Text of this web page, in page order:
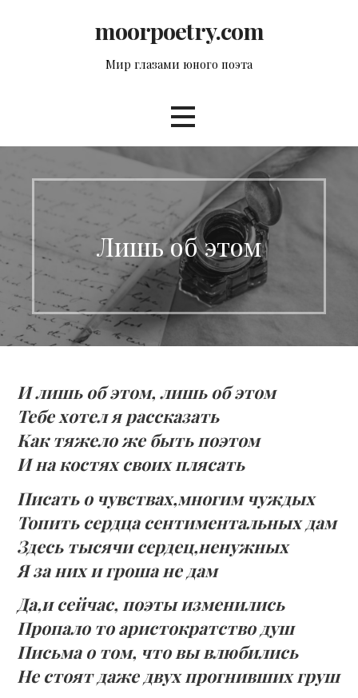
moorpoetry.com
Мир глазами юного поэта
Лишь об этом
И лишь об этом, лишь об этом
Тебе хотел я рассказать
Как тяжело же быть поэтом
И на костях своих плясать
Писать о чувствах,многим чуждых
Топить сердца сентиментальных дам
Здесь тысячи сердец,ненужных
Я за них и гроша не дам
Да,и сейчас, поэты изменились
Пропало то аристократство душ
Письма о том, что вы влюбились
Не стоят даже двух прогнивших груш